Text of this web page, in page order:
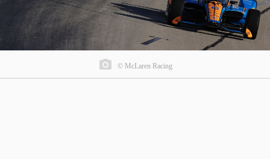
© McLaren Racing